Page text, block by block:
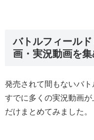
バトルフィール
画・実況動画を集
発売されて間もないバト
すでに多くの実況動画
だけまとめてみました。